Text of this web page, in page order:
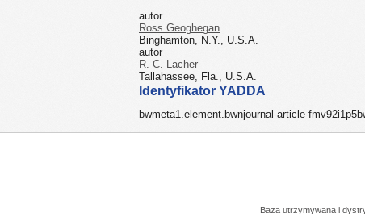
autor
Ross Geoghegan
Binghamton, N.Y., U.S.A.
autor
R. C. Lacher
Tallahassee, Fla., U.S.A.
Identyfikator YADDA
bwmeta1.element.bwnjournal-article-
Baza utrzymywana i